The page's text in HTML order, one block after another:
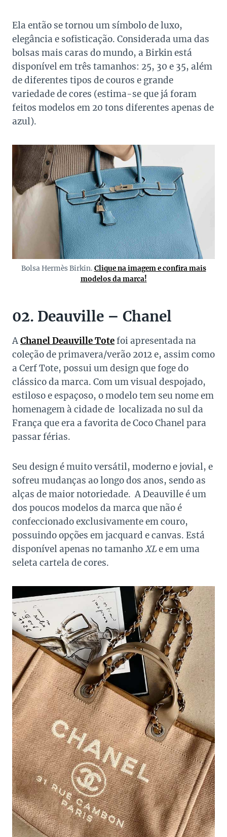
Ela então se tornou um símbolo de luxo,
elegância e sofisticação. Considerada uma das
bolsas mais caras do mundo, a Birkin está
disponível em três tamanhos: 25, 30 e 35, além
de diferentes tipos de couros e grande
variedade de cores (estima-se que já foram
feitos modelos em 20 tons diferentes apenas de
azul).
Bolsa Hermès Birkin. Clique na imagem e confira mais
modelos da marca!
02. Deauville – Chanel
AChanel Deauville Totefoi apresentada na
coleção de primavera/verão 2012 e, assim como
a Cerf Tote, possui um design que foge do
clássico da marca. Com um visual despojado,
estiloso e espaçoso, o modelo tem seu nome em
homenagem à cidade de localizada no sul da
França que era a favorita de Coco Chanel para
passar férias.
Seu design é muito versátil, moderno e jovial, e
sofreu mudanças ao longo dos anos, sendo as
alças de maior notoriedade. A Deauville é um
dos poucos modelos da marca que não é
confeccionado exclusivamente em couro,
possuindo opções em jacquard e canvas. Está
disponível apenas no tamanhoXLe em uma
seleta cartela de cores.